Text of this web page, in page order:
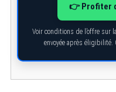
👉 Profiter
Voir conditions de l’offre sur
envoyée après éligibilité.